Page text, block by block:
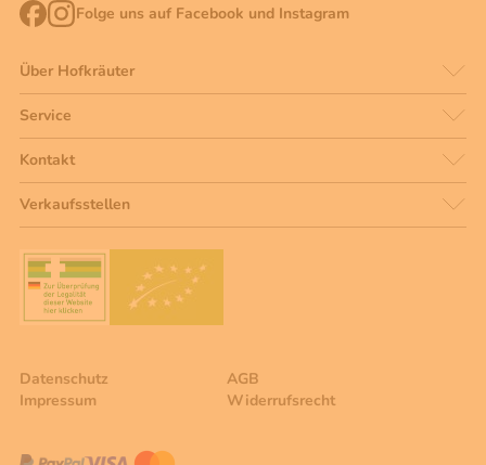
Folge uns auf Facebook und Instagram
Über Hofkräuter
Service
Kontakt
Verkaufsstellen
Datenschutz
AGB
Impressum
Widerrufsrecht